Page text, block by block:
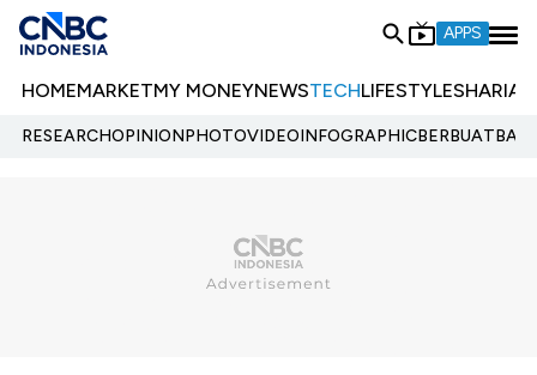
APPS
HOMEMARKETMY MONEYNEWSTECHLIFESTYLESHARIA
RESEARCHOPINIONPHOTOVIDEOINFOGRAPHIC